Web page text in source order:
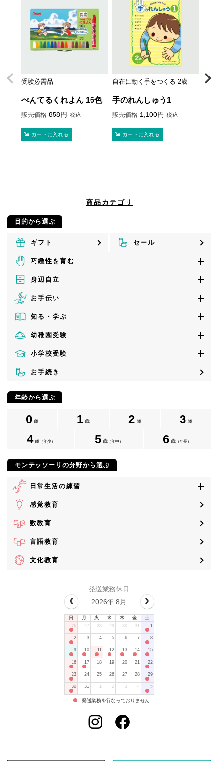
受験必需品
ぺんてるくれよん 16色
販売価格 858 税込
カートに入れる
自在に動く手をつくる 2歳
手のれんしゅう1
販売価格 1,100 税込
カートに入れる
シ
商品カテゴリ
目的から選ぶ
ギフト セール
巧緻性を育む
身辺自立
お手伝い
知る・学ぶ
幼稚園受験
小学校受験
お手続き
年齢から選ぶ
0 歳 1 歳 2 歳 3 歳
4 歳（年少） 5 歳（年中） 6 歳 （年長）
モンテッソーリの分野から選ぶ
日常生活の練習
感覚教育
数教育
言語教育
文化教育
発送業務休日
2026年 8月
日 月 火 水 木 金
土
26
27 28 29 30 31 1
2 3 4 5 6 7 8
9 10 11 12 13 14 15
16 17 18 19 20 21 22
23 24 25 26 27 28 29
30 31 1 2 3 4 5
=発送業務を行なっておりません